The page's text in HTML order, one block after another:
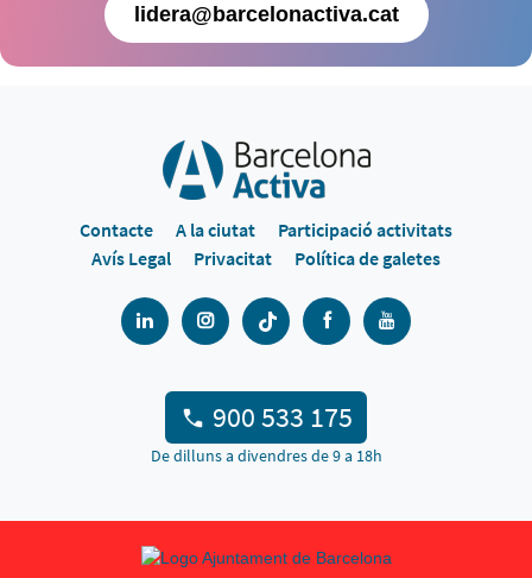
lidera@barcelonactiva.cat
Contacte A la ciutat
Participació activitats
Avís Legal
Privacitat Política de galetes
900 533 175
De dilluns a divendres de 9 a 18h